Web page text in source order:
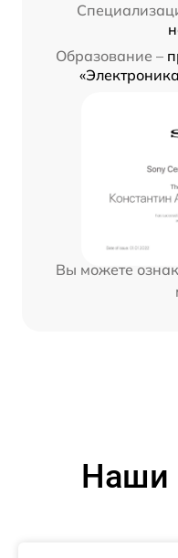
Образование –
Вы можете
Наши